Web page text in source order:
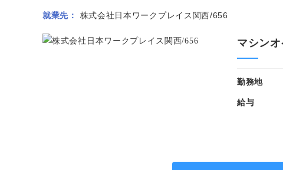
就業先 株式会社日本ワークプレイス関西/656
マシン
勤務地
給与